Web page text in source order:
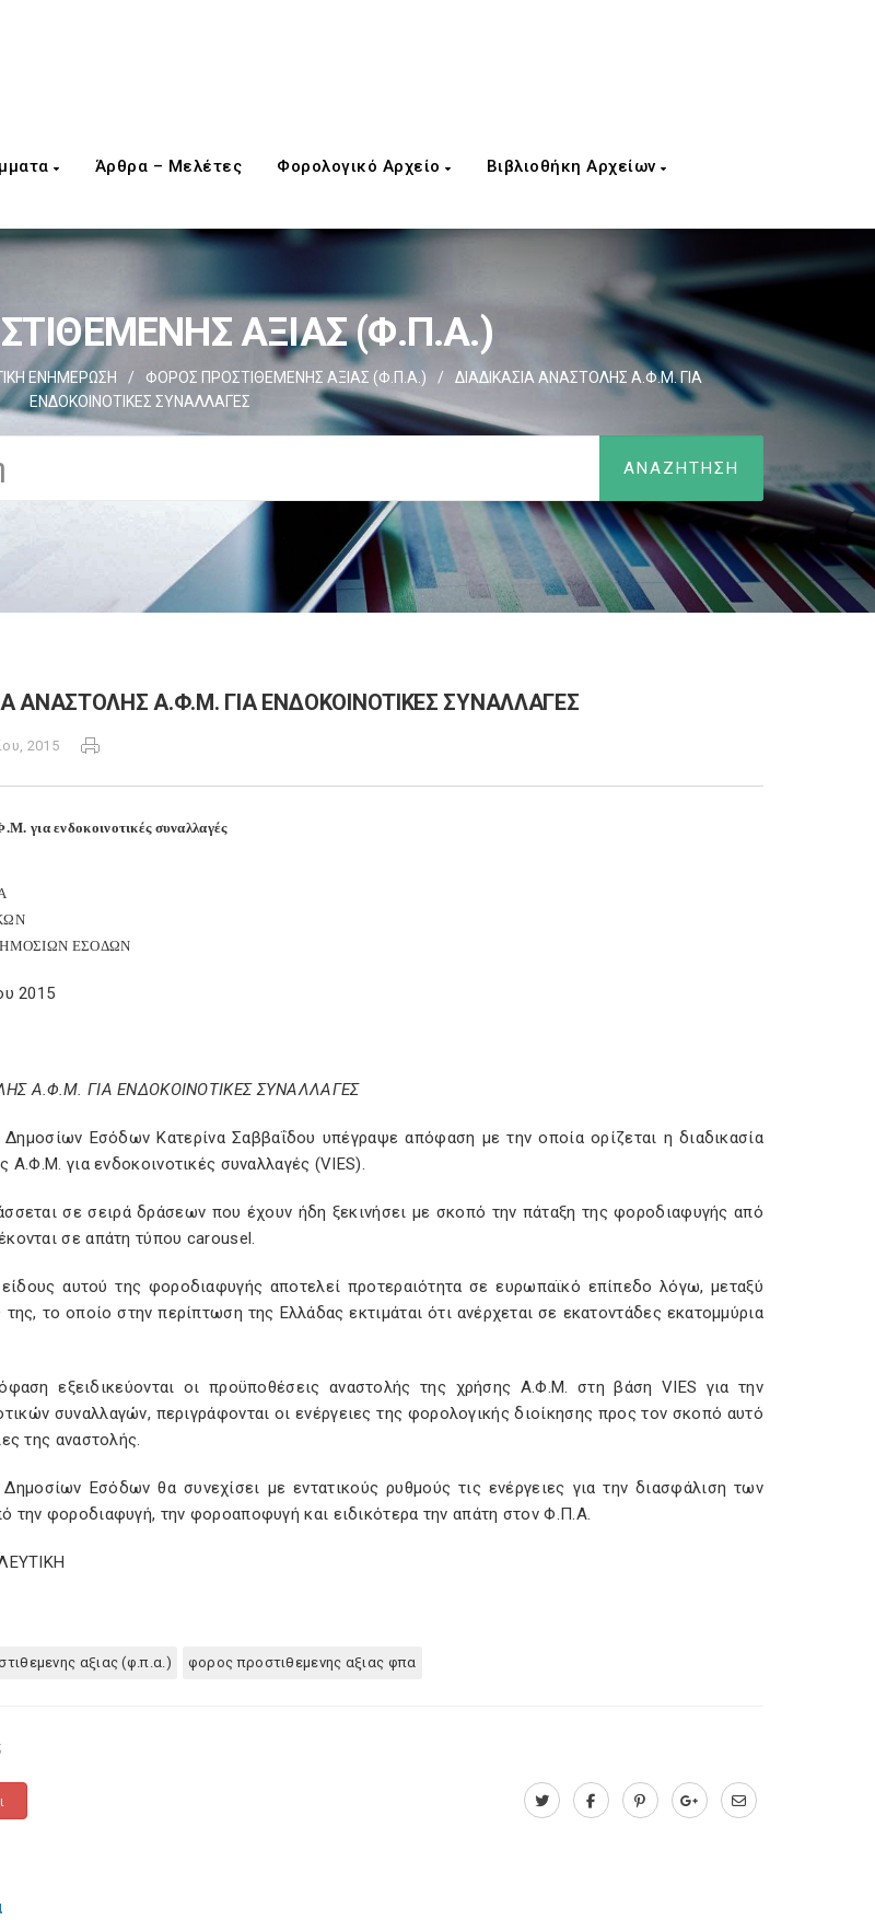
Άρθρα – Μελέτες Φορολογικό Αρχείο Βιβλιοθήκη Αρχείων
ΑΞΙΑΣ (Φ.Π.Α.)
ΕΝΗΜΕΡΩΣΗ / ΦΟΡΟΣ ΠΡΟΣΤΙΘΕΜΕΝΗΣ ΑΞΙΑΣ (Φ.Π.Α.) /
ΔΙΑΔΙΚΑΣΙΑ ΑΝΑΣΤΟΛΗΣ Α.Φ.Μ. ΓΙΑ
ΕΝΔΟΚΟΙΝΟΤΙΚΕΣ ΣΥΝΑΛΛΑΓΕΣ
ΑΝΑΣΤΟΛΗΣ Α.Φ.Μ. ΓΙΑ ΕΝΔΟΚΟΙΝΟΤΙΚΕΣ ΣΥΝΑΛΛΑΓΕΣ
2015
για ενδοκοινοτικές συναλλαγές
ΕΣΟΔΩΝ
2015
Α.Φ.Μ. ΓΙΑ ΕΝΔΟΚΟΙΝΟΤΙΚΕΣ ΣΥΝΑΛΛΑΓΕΣ
Δημοσίων Εσόδων Κατερίνα Σαββαΐδου υπέγραψε απόφαση με την οποία ορίζεται η διαδικασία
Α.Φ.Μ. για ενδοκοινοτικές συναλλαγές (VIES).
σε σειρά δράσεων που έχουν ήδη ξεκινήσει με σκοπό την πάταξη της φοροδιαφυγής από
σε απάτη τύπου carousel.
αυτού της φοροδιαφυγής αποτελεί προτεραιότητα σε ευρωπαϊκό επίπεδο λόγω, μεταξύ
το οποίο στην περίπτωση της Ελλάδας εκτιμάται ότι ανέρχεται σε εκατοντάδες εκατομμύρια
εξειδικεύονται οι προϋποθέσεις αναστολής της χρήσης Α.Φ.Μ. στη βάση VIES για την
συναλλαγών, περιγράφονται οι ενέργειες της φορολογικής διοίκησης προς τον σκοπό αυτό
της αναστολής.
Δημοσίων Εσόδων θα συνεχίσει με εντατικούς ρυθμούς τις ενέργειες για την διασφάλιση των
την φοροδιαφυγή, την φοροαποφυγή και ειδικότερα την απάτη στον Φ.Π.Α.
αξιας (φ.π.α.) φορος προστιθεμενης αξιας φπα